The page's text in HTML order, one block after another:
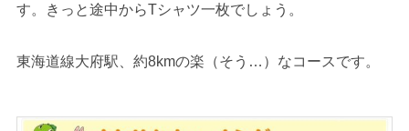
す。きっと途中からTシャツ一枚でしょう。
東海道線大府駅、約8kmの楽（そう…）なコースです。